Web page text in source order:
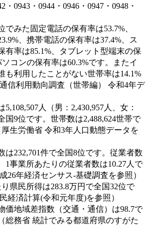
・0943・0944・0946・0947・0948・
でみた固定電話の保有率は53.7%、
、携帯電話の保有率は37.4%、ス
有率は85.1%、タブレット型端末の保
コンの保有率は60.3%です。またイ
も利用したことがない世帯率は14.1%
信利用動向調査（世帯編） 令和4年デ
人（男：2,430,957人、女：
国9位です。世帯数は2,488,624世帯で
生労働省 令和3年人口動態データを
は232,701件で全国8位です。従業者数
1事業所あたりの従業者数は10.27人で
26年経済センサス‐基礎調査を参照）
県民所得は283.8万円で全国32位で
経済計算(令和元年度)を参照）
価地域差指数（交通・通信）は98.7で
総務省 統計でみる都道府県のすがた